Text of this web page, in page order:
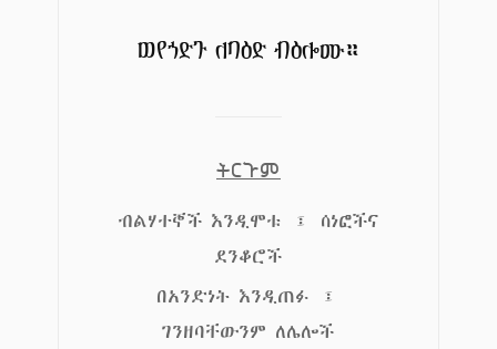
ወየኀድጉ ለባዕድ ብዕሎሙ።
ትርጉም
ብልሃተኞች እንዲሞቱ ፤ ሰነፎችና
ደንቆሮች
በአንድነት እንዲጠፉ ፤
ገንዘባቸውንም ለሌሎች